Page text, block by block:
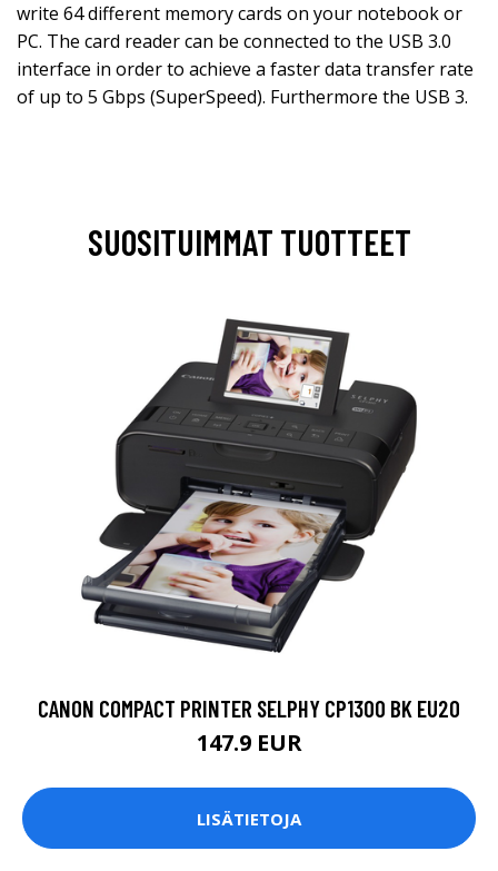
write 64 different memory cards on your notebook or
PC. The card reader can be connected to the USB 3.0
interface in order to achieve a faster data transfer rate
of up to 5 Gbps (SuperSpeed). Furthermore the USB 3.
SUOSITUIMMAT TUOTTEET
CANON COMPACT PRINTER SELPHY CP1300 BK EU20
147.9 EUR
LISÄTIETOJA